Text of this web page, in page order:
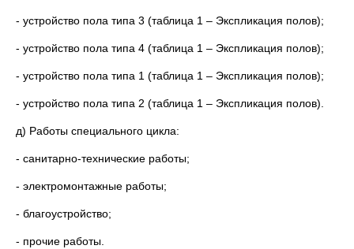
- устройство пола типа 3 (таблица 1 – Экспликация полов);
- устройство пола типа 4 (таблица 1 – Экспликация полов);
- устройство пола типа 1 (таблица 1 – Экспликация полов);
- устройство пола типа 2 (таблица 1 – Экспликация полов).
д) Работы специального цикла:
- санитарно-технические работы;
- электромонтажные работы;
- благоустройство;
- прочие работы.